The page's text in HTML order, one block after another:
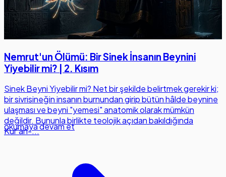
Nemrut'un Ölümü: Bir Sinek İnsanın Beynini
Yiyebilir mi? | 2. Kısım
Sinek Beyni Yiyebilir mi? Net bir şekilde belirtmek gerekir ki;
bir sivrisineğin insanın burnundan girip bütün hâlde beynine
ulaşması ve beyni "yemesi" anatomik olarak mümkün
değildir. Bununla birlikte teolojik açıdan bakıldığında
Kur’an-...
okumaya devam et